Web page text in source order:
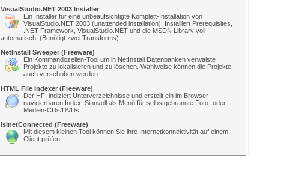
VisualStudio.NET 2003 Installer
Ein Installer für eine unbeaufsichtigte Komplett-Installation von
VisualStudio.NET 2003 (unattended installation). Installiert Prerequisites,
.NET Framework, VisualStudio.NET und die MSDN Library voll
automatisch. (Benötigt zwei Transforms)
NetInstall Sweeper (Freeware)
Ein Kommandozeilen-Tool um in NetInstall Datenbanken verwaiste
Projekte zu lokalisieren und zu löschen. Wahlweise können die Projekte
auch verschoben werden.
HTML File Indexer (Freeware)
Der HFI indiziert Unterverzeichnisse und erstellt ein im Browser
navigierbaren Index. Sinnvoll als Menü für selbstgebrannte Foto- oder
Medien-CDs/DVDs.
IsInetConnected (Freeware)
Mit diesem kleinen Tool können Sie ihre Internetkonnektivität auf einem
Client prüfen.